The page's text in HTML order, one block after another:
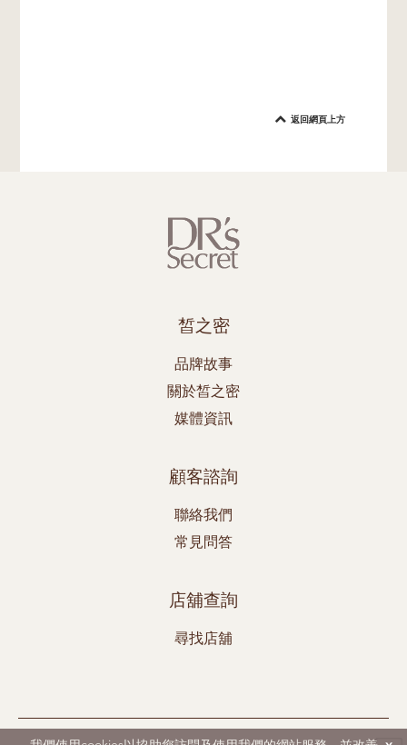
返回網頁上方
皙之密
品牌故事
關於皙之密
媒體資訊
顧客諮詢
聯絡我們
常見問答
店舖查詢
尋找店舖
DR's Secret、Aestier和BWL均為Best World 之註冊商標。